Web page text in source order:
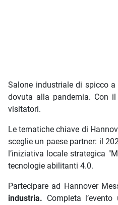
Salone industriale di spicco
dovuta alla pandemia. Con
visitatori.
Le tematiche chiave di
sceglie un paese partner: il
l’iniziativa locale strategica
tecnologie abilitanti 4.0.
Partecipare ad Hannover
industria. Completa